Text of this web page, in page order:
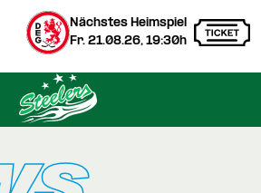
Nächstes Heimspiel
Fr. 21.08.26, 19:30h